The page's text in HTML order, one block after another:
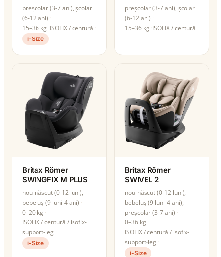
preșcolar (3-7 ani), școlar
(6-12 ani)
15–36 kg ISOFIX / centură
i-Size
preșcolar (3-7 ani), școlar
(6-12 ani)
15–36 kg ISOFIX / centură
Britax Römer
SWINGFIX M PLUS
nou-născut (0-12 luni),
bebeluș (9 luni-4 ani)
0–20 kg
ISOFIX / centură / isofix-
support-leg
i-Size
Britax Römer
SWIVEL 2
nou-născut (0-12 luni),
bebeluș (9 luni-4 ani),
preșcolar (3-7 ani)
0–36 kg
ISOFIX / centură / isofix-
support-leg
i-Size